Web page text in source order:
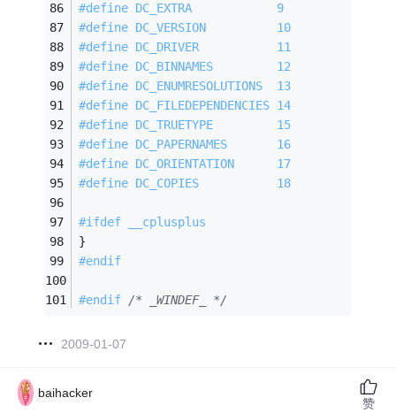
#define DC_EXTRA            9
#define DC_VERSION          10
#define DC_DRIVER           11
#define DC_BINNAMES         12
#define DC_ENUMRESOLUTIONS  13
#define DC_FILEDEPENDENCIES 14
#define DC_TRUETYPE         15
#define DC_PAPERNAMES       16
#define DC_ORIENTATION      17
#define DC_COPIES           18
#ifdef __cplusplus
}
#endif
#endif /* _WINDEF_ */
2009-01-07
baihacker
赞